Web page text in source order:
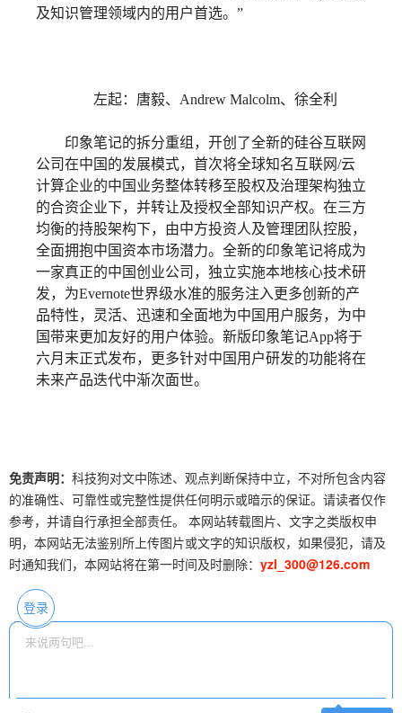
及知识管理领域内的用户首选。”
左起：唐毅、Andrew Malcolm、徐全利
印象笔记的拆分重组，开创了全新的硅谷互联网
公司在中国的发展模式，首次将全球知名互联网/云
计算企业的中国业务整体转移至股权及治理架构独立
的合资企业下，并转让及授权全部知识产权。在三方
均衡的持股架构下，由中方投资人及管理团队控股，
全面拥抱中国资本市场潜力。全新的印象笔记将成为
一家真正的中国创业公司，独立实施本地核心技术研
发，为Evernote世界级水准的服务注入更多创新的产
品特性，灵活、迅速和全面地为中国用户服务，为中
国带来更加友好的用户体验。新版印象笔记App将于
六月末正式发布，更多针对中国用户研发的功能将在
未来产品迭代中渐次面世。
免责声明： 科技狗对文中陈述、观点判断保持中立，不对所包含内容
的准确性、可靠性或完整性提供任何明示或暗示的保证。请读者仅作
参考，并请自行承担全部责任。 本网站转载图片、文字之类版权申
明，本网站无法鉴别所上传图片或文字的知识版权，如果侵犯，请及
时通知我们，本网站将在第一时间及时删除： yzl_300@126.com
登录